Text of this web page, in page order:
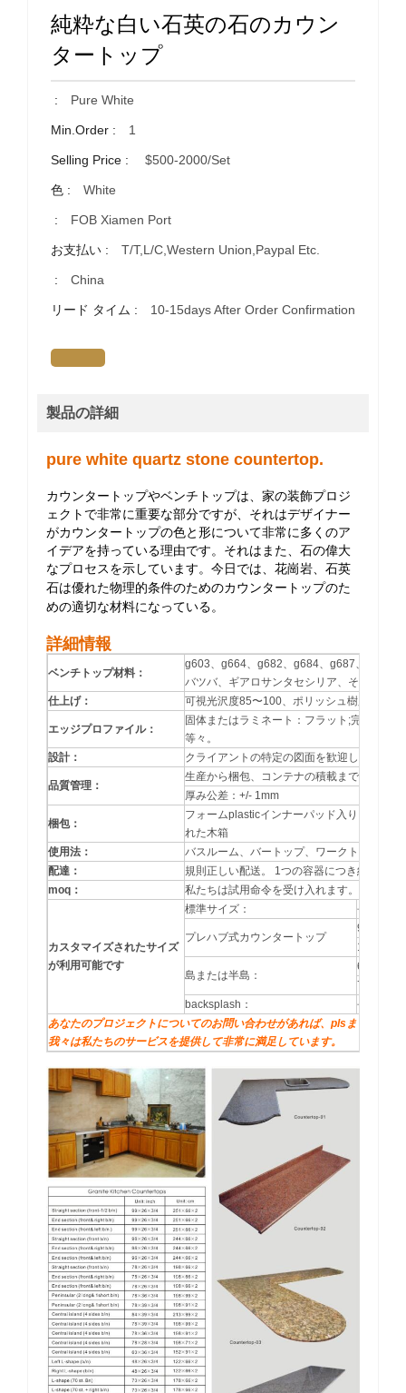
純粋な白い石英の石のカウン
タートップ
: Pure White
Min.Order : 1
Selling Price : $500-2000/set
色 : White
: FOB Xiamen Port
お支払い : T/T,L/C,Western Union,Paypal Etc.
: China
リード タイム : 10-15days After Order Confirmation
製品の詳細
pure white quartz stone countertop.
カウンタートップやベンチトップは、家の装飾プロジ
ェクトで非常に重要な部分ですが、それはデザイナー
がカウンタートップの色と形について非常に多くのア
イデアを持っている理由です。それはまた、石の偉大
なプロセスを示しています。今日では、 花崗岩、石英
石は優れた物理的条件のためのカウンタートップのた
めの適切な材料になっている。
詳細情報
ベンチトップ材料：
g603、g664、g682、g684、g687、山西黒
バツバ、ギアロサンタセシリア、その他花
仕上げ：
可視光沢度85〜100、ポリッシュ樹脂のフル
エッジプロファイル：
固体またはラミネート：フラット;完全なブ
等々。
設計：
クライアントの特定の図面を歓迎します。
品質管理：
生産から梱包、コンテナの積載までの専門的
厚み公差：+/- 1mm
梱包：
フォームplasticインナーパッド入り、燻蒸
れた木箱
使用法：
バスルーム、バートップ、ワークトップ、
配達：
規則正しい配送。 1つの容器につき約2週間。
moq：
私たちは試用命令を受け入れます。
カスタマイズされたサイズ
が利用可能です
標準サイズ： 長さ（イ
プレハブ式カウンタートップ
96
108
島または半島：
62
74
backsplash：
長さ
あなたのプロジェクトについてのお問い合わせがあれば、plsまでお気軽
我々は私たちのサービスを提供して非常に満足しています。